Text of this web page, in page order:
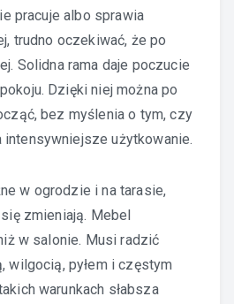
pracuje albo sprawia
trudno oczekiwać, że po
Solidna rama daje poczucie
Dzięki niej można po
bez myślenia o tym, czy
użytkowanie.
w ogrodzie i na tarasie,
zmieniają. Mebel
w salonie. Musi radzić
wilgocią, pyłem i częstym
warunkach słabsza